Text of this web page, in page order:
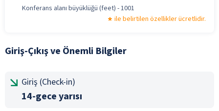
Konferans alanı büyüklüğü (feet) - 1001
ile belirtilen özellikler ücretlidir.
Giriş-Çıkış ve Önemli Bilgiler
Giriş (Check-in)
14-gece yarısı